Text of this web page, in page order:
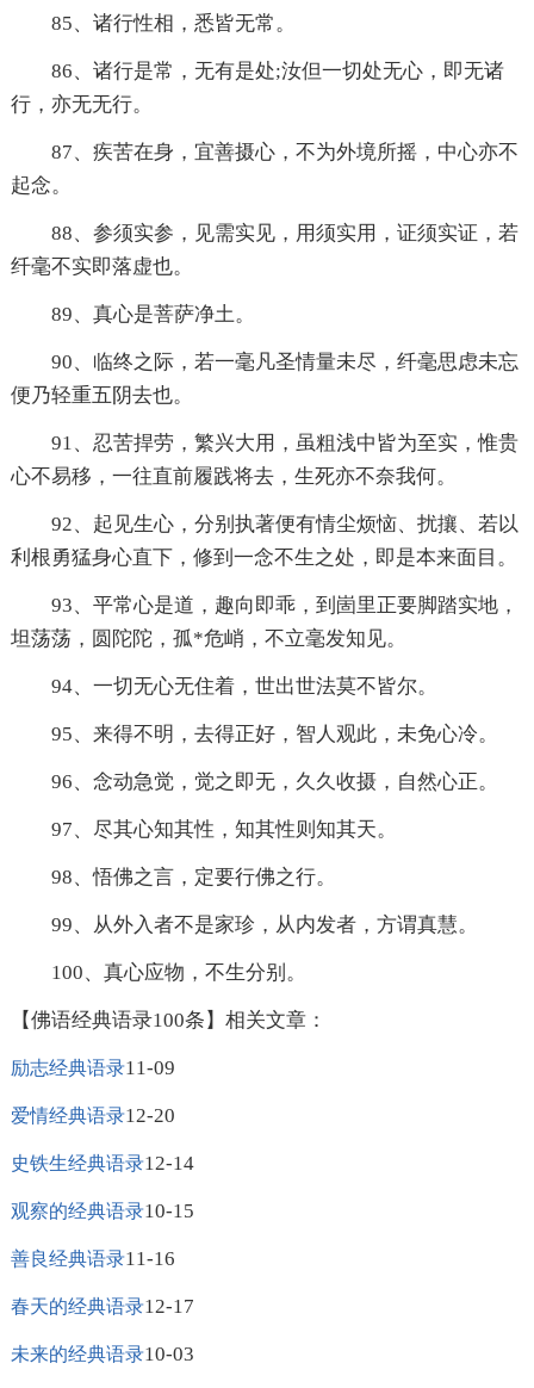
85、诸行性相，悉皆无常。
86、诸行是常，无有是处;汝但一切处无心，即无诸
行，亦无无行。
87、疾苦在身，宜善摄心，不为外境所摇，中心亦不
起念。
88、参须实参，见需实见，用须实用，证须实证，若
纤毫不实即落虚也。
89、真心是菩萨净土。
90、临终之际，若一毫凡圣情量未尽，纤毫思虑未忘
便乃轻重五阴去也。
91、忍苦捍劳，繁兴大用，虽粗浅中皆为至实，惟贵
心不易移，一往直前履践将去，生死亦不奈我何。
92、起见生心，分别执著便有情尘烦恼、扰攘、若以
利根勇猛身心直下，修到一念不生之处，即是本来面目。
93、平常心是道，趣向即乖，到崮里正要脚踏实地，
坦荡荡，圆陀陀，孤*危峭，不立毫发知见。
94、一切无心无住着，世出世法莫不皆尔。
95、来得不明，去得正好，智人观此，未免心冷。
96、念动急觉，觉之即无，久久收摄，自然心正。
97、尽其心知其性，知其性则知其天。
98、悟佛之言，定要行佛之行。
99、从外入者不是家珍，从内发者，方谓真慧。
100、真心应物，不生分别。
【佛语经典语录100条】相关文章：
励志经典语录11-09
爱情经典语录12-20
史铁生经典语录12-14
观察的经典语录10-15
善良经典语录11-16
春天的经典语录12-17
未来的经典语录10-03